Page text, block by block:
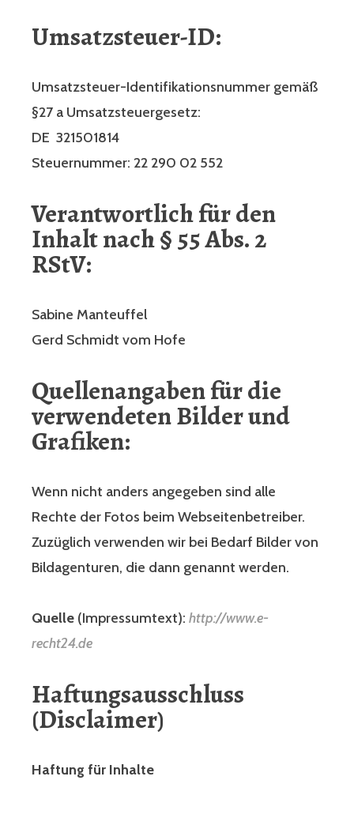
Umsatzsteuer-ID:
Umsatzsteuer-Identifikationsnummer gemäß
§27 a Umsatzsteuergesetz:
DE 321501814
Steuernummer: 22 290 02 552
Verantwortlich für den
Inhalt nach § 55 Abs. 2
RStV:
Sabine Manteuffel
Gerd Schmidt vom Hofe
Quellenangaben für die
verwendeten Bilder und
Grafiken:
Wenn nicht anders angegeben sind alle
Rechte der Fotos beim Webseitenbetreiber.
Zuzüglich verwenden wir bei Bedarf Bilder von
Bildagenturen, die dann genannt werden.
Quelle (Impressumtext): http://www.e-
recht24.de
Haftungsausschluss
(Disclaimer)
Haftung für Inhalte